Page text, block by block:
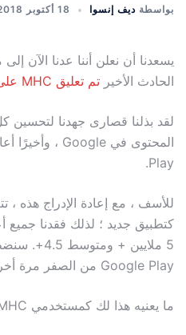
بواسطة ديف إنسوا 18 أكتوبر 2018
الحادث الأخير تم تعليق MHC على متجر Google Play
لقد بذلنا قصارى جهدنا لتحسين
Play.
كتطبيق جديد ؛ لذلك فقدنا جميع
5 ملايين +
Google Play من الصفر مرة أخرى.
ما يعنيه هذا لك كمستخدمي MHC: